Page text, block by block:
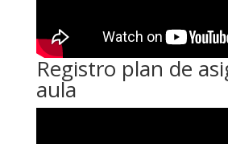
Registro plan de
aula